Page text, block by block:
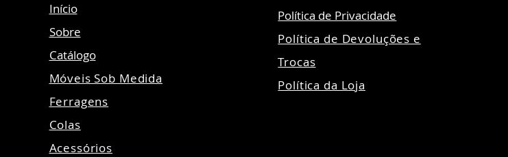
Início
Sobre
Catálogo
Móveis Sob Medida
Ferragens
Colas
Acessórios
Política de Privacidade
Política de Devoluções e
Trocas
Política da Loja